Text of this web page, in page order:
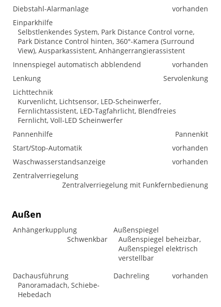
Diebstahl-Alarmanlage
vorhanden
Einparkhilfe
Selbstlenkendes System, Park Distance Control vorne,
Park Distance Control hinten, 360°-Kamera (Surround
View), Ausparkassistent, Anhängerrangierassistent
Innenspiegel automatisch abblendend
vorhanden
Lenkung
Servolenkung
Lichttechnik
Kurvenlicht, Lichtsensor, LED-Scheinwerfer,
Fernlichtassistent, LED-Tagfahrlicht, Blendfreies
Fernlicht, Voll-LED Scheinwerfer
Pannenhilfe
Pannenkit
Start/Stop-Automatik
vorhanden
Waschwasserstandsanzeige
vorhanden
Zentralverriegelung
Zentralverriegelung mit Funkfernbedienung
Außen
Anhängerkupplung
Schwenkbar
Außenspiegel
Außenspiegel beheizbar,
Außenspiegel elektrisch
verstellbar
Dachausführung
Panoramadach, Schiebe-
Hebedach
Dachreling vorhanden